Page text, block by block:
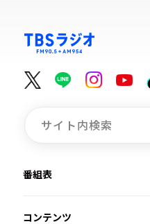
番組表
コンテンツ